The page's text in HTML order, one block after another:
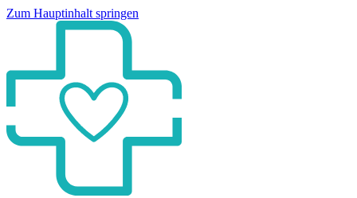
Zum Hauptinhalt springen